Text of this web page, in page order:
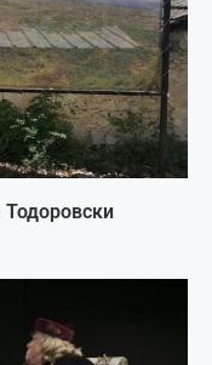
Тодоровски